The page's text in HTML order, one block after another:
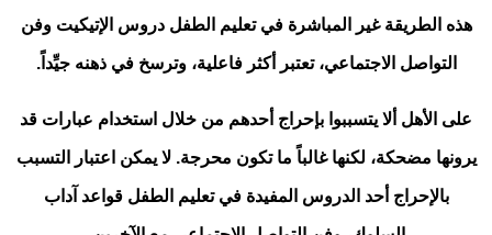
هذه الطريقة غير المباشرة في تعليم الطفل دروس الإتيكيت وفن
التواصل الاجتماعي، تعتبر أكثر فاعلية، وترسخ في ذهنه جيِّداً.
على الأهل ألا يتسببوا بإحراج أحدهم من خلال استخدام عبارات قد
يرونها مضحكة، لكنها غالباً ما تكون محرجة. لا يمكن اعتبار التسبب
بالإحراج أحد الدروس المفيدة في تعليم الطفل قواعد آداب